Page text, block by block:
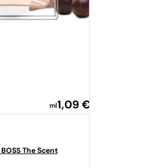
ml 1,09 €
BOSS The Scent